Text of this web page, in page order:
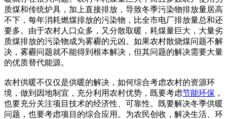
质煤和传统炉具，加上直接排放，导致冬季污染物排放量居高
不下，每年消耗燃煤排放的污染物，比全市电厂排放量总和还
要多。由于农村人口众多，又分散取暖，耗煤量巨大，大量劣
质煤排放的污染物成为雾霾的元凶。如果农村散烧煤问题不解
决，雾霾问题就不能得到根本解决，但其问题的解决需要大量
的优质替代能源。
农村供暖不仅仅是供暖的解决，如何综合考虑农村的资源环
境，做到因地制宜，充分利用农村优势，既要考虑节能环保 ，
也要充分关注项目技术的经济性、可靠性。既要解决冬季供暖
问题，也要考虑项目的综合应用。为农民创收，解决生活、环